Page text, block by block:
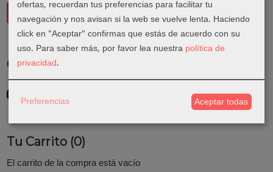
Costes de Envío
Consultar Destinos
Tu Carrito (0)
El carrito de la compra está vacío
ofertas, recuerdan tus preferencias para facilitar tu
navegación y nos avisan si la web se vuelve lenta. Haciendo
click en "Aceptar" confirmas que estás de acuerdo con su
uso. Para saber más, por favor lea nuestra política de
privacidad.
Preferencias Aceptar todas